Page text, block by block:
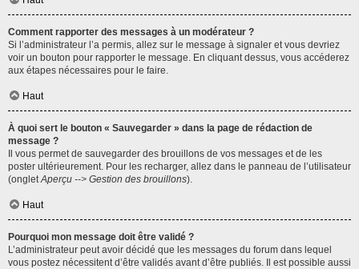
Comment rapporter des messages à un modérateur ?
Si l’administrateur l’a permis, allez sur le message à signaler et vous devriez
voir un bouton pour rapporter le message. En cliquant dessus, vous accéderez
aux étapes nécessaires pour le faire.
Haut
À quoi sert le bouton « Sauvegarder » dans la page de rédaction de
message ?
Il vous permet de sauvegarder des brouillons de vos messages et de les
poster ultérieurement. Pour les recharger, allez dans le panneau de l’utilisateur
(ongletAperçu --> Gestion des brouillons).
Haut
Pourquoi mon message doit être validé ?
L’administrateur peut avoir décidé que les messages du forum dans lequel
vous postez nécessitent d’être validés avant d’être publiés. Il est possible aussi